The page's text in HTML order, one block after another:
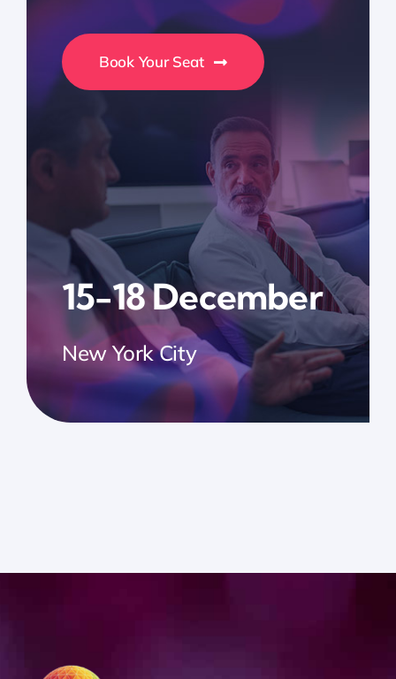
Book Your Seat
15-18 December
New York City